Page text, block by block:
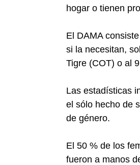
hogar o tienen
El DAMA
si la necesitan,
Tigre (COT) o al
Las estadísticas
el sólo hecho de
de género.
El 50 % de los
fueron a manos